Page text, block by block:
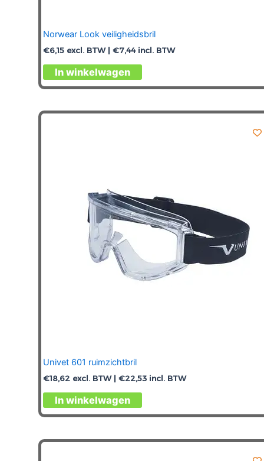
Norwear Look veiligheidsbril
€6,15 excl. BTW | €7,44incl. BTW
In winkelwagen
Univet 601 ruimzichtbril
€18,62 excl. BTW | €22,53 incl. BTW
In winkelwagen